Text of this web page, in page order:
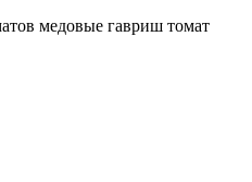
медовые гавриш томат